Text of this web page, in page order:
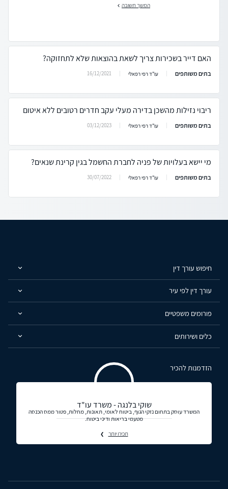
המשך תשובה
האם דייר בשכירות צריך לשאת בהוצאות שלא לתחזוקה?
בתים משותפים עו"ד רפי רפאלי 16/12/2021
ריבוי נזילות מהשכן בדירה מעלי עקב חדרים רטובים ללא איטום
בתים משותפים עו"ד רפי רפאלי 03/12/2023
מי יישא בעלויות של פניה לחברת החשמל בגין קרינת שנאים?
בתים משותפים עו"ד רפי רפאלי 30/07/2022
חיפוש עורך דין
עורך דין לפי עיר
פורומים משפטיים
כלים ושירותים
הזדמנות להכיר
שוקי בלנגה - משרד עו"ד
המשרד עוסק בתחום נזקי הגוף, ביטוח לאומי, תאונות, מחלות, פטור ממס הכנסה
מטעמי בריאות ודיני ביטוח.
תכירו יותר